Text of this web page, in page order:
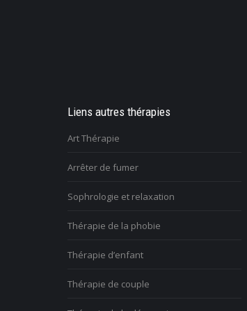
Liens autres thérapies
Art Thérapie
Arrêter de fumer
Sophrologie et relaxation
Thérapie de la phobie
Thérapie d’enfant
Thérapie de couple